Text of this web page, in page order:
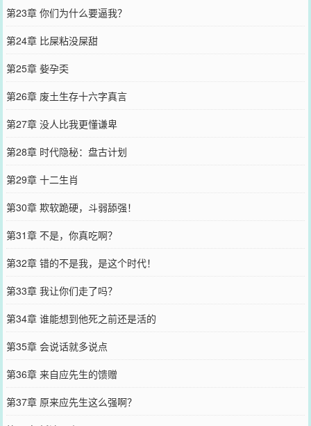
第23章 你们为什么要逼我？
第24章 比屎粘没屎甜
第25章 姕孕奀
第26章 废土生存十六字真言
第27章 没人比我更懂谦卑
第28章 时代隐秘：盘古计划
第29章 十二生肖
第30章 欺软跪硬，斗弱舔强！
第31章 不是，你真吃啊？
第32章 错的不是我，是这个时代！
第33章 我让你们走了吗？
第34章 谁能想到他死之前还是活的
第35章 会说话就多说点
第36章 来自应先生的馈赠
第37章 原来应先生这么强啊？